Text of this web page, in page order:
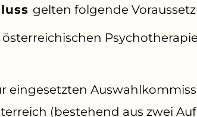
gelten folgende
eingesetzten
(bestehend aus zwei